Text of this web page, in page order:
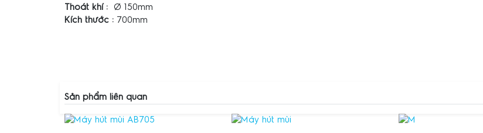
Thoát khí :Ø 150mm
Kích thước :700mm
Sản phẩm liên quan